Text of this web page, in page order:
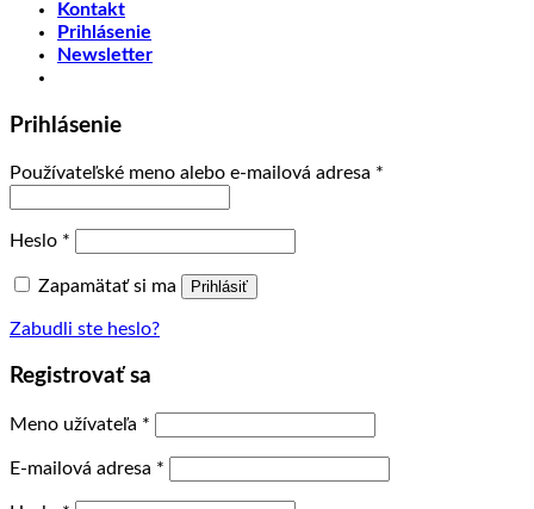
Kontakt
Prihlásenie
Newsletter
Prihlásenie
Používateľské meno alebo e-mailová adresa *
Heslo *
Zapamätať si ma Prihlásiť
Zabudli ste heslo?
Registrovať sa
Meno užívateľa *
E-mailová adresa *